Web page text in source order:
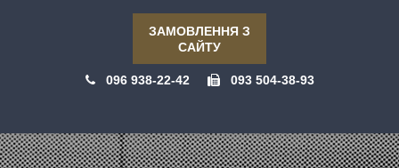
ЗАМОВЛЕННЯ З
САЙТУ
096 938-22-42 093 504-38-93